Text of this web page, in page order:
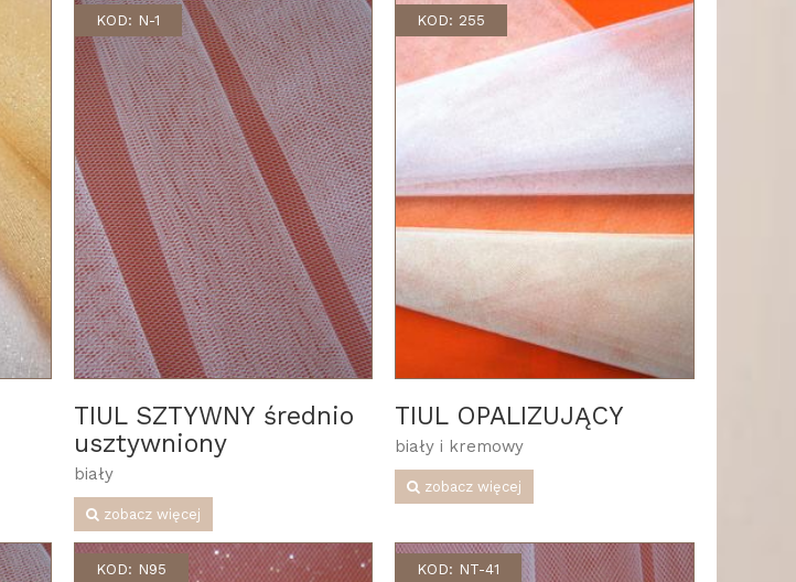
KOD: N-1
TIUL SZTYWNY średnio
usztywniony
biały
zobacz więcej
KOD: 255
TIUL OPALIZUJĄCY
biały i kremowy
zobacz więcej
KOD: N95 KOD: NT-41